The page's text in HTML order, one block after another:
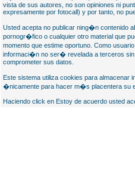
vista de sus autores, no son opiniones ni
expresamente por fotocall) y por tanto, no
Usted acepta no publicar ning�n contenido
pornogr�fico o cualquier otro material que
momento que estime oportuno. Como
informaci�n no ser� revelada a terceros sin
comprometer sus datos.
Este sistema utiliza cookies para
�nicamente para hacer m�s placentera su
Haciendo click en Estoy de acuerdo usted